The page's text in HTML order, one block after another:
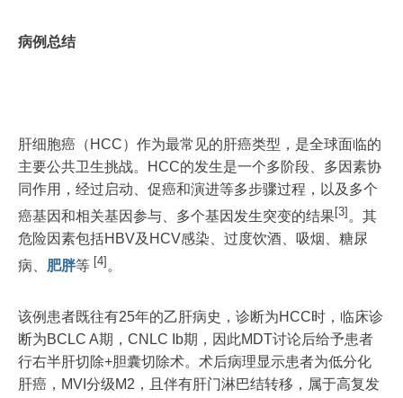
病例总结
肝细胞癌（HCC）作为最常见的肝癌类型，是全球面临的
主要公共卫生挑战。HCC的发生是一个多阶段、多因素协
同作用，经过启动、促癌和演进等多步骤过程，以及多个
癌基因和相关基因参与、多个基因发生突变的结果[3] 。其
危险因素包括HBV及HCV感染、过度饮酒、吸烟、糖尿
病、 肥胖等 [4] 。
该例患者既往有25年的乙肝病史，诊断为HCC时，临床诊
断为BCLC A期，CNLC Ib期，因此MDT讨论后给予患者
行右半肝切除+胆囊切除术。术后病理显示患者为低分化
肝癌，MVI分级M2，且伴有肝门淋巴结转移，属于高复发